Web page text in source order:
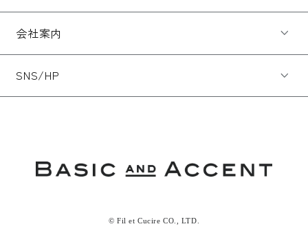
会社案内
SNS/HP
© Fil et Cucire CO., LTD.